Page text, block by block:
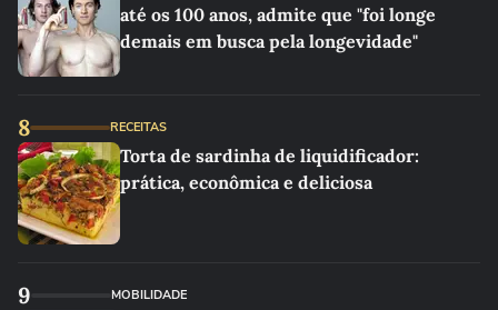
até os 100 anos, admite que "foi longe
demais em busca pela longevidade"
8 RECEITAS
Torta de sardinha de liquidificador:
prática, econômica e deliciosa
9 MOBILIDADE